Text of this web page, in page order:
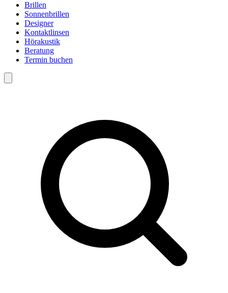
Brillen
Sonnenbrillen
Designer
Kontaktlinsen
Hörakustik
Beratung
Termin buchen